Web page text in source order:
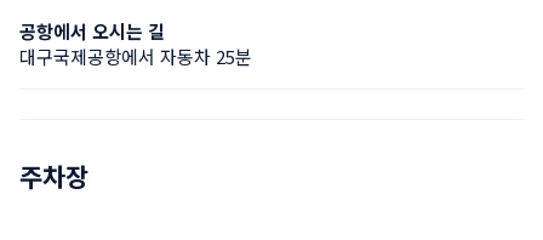
공항에서 오시는 길
대구국제공항에서 자동차 25분
주차장